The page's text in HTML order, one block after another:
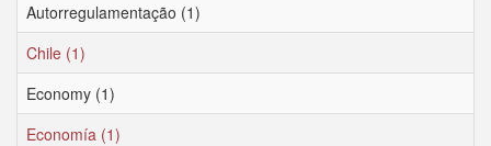
Autorregulamentação (1)
Chile (1)
Economy (1)
Economía (1)